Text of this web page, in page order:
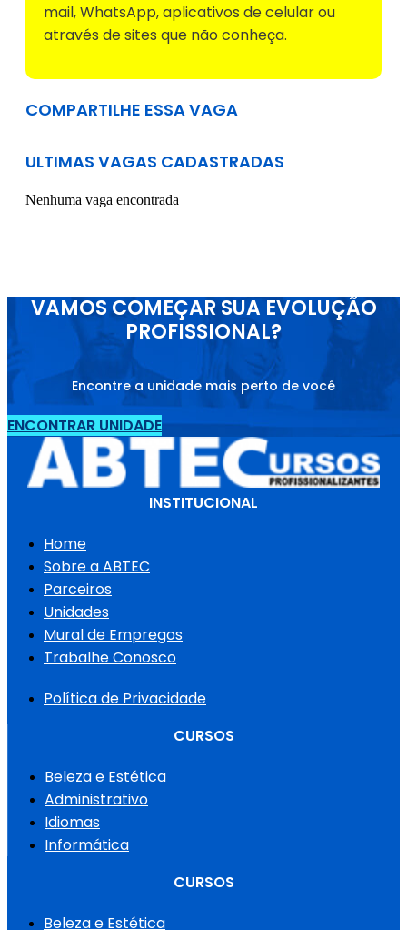
mail, WhatsApp, aplicativos de celular ou
através de sites que não conheça.
COMPARTILHE ESSA VAGA
ULTIMAS VAGAS CADASTRADAS
Nenhuma vaga encontrada
VAMOS COMEÇAR SUA EVOLUÇÃO
PROFISSIONAL?
Encontre a unidade mais perto de você
ENCONTRAR UNIDADE
INSTITUCIONAL
Home
Sobre a ABTEC
Parceiros
Unidades
Mural de Empregos
Trabalhe Conosco
Política de Privacidade
CURSOS
Beleza e Estética
Administrativo
Idiomas
Informática
CURSOS
Beleza e Estética